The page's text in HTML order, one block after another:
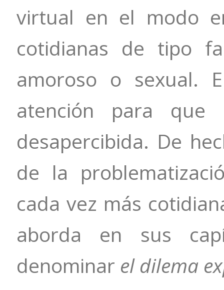
virtual en el modo
cotidianas de tipo
amoroso o sexual.
atención para que
desapercibida. De
de la
cada vez más
aborda en sus
denominar el dilema